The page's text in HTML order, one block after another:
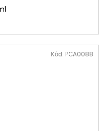
Kód: PCA0088